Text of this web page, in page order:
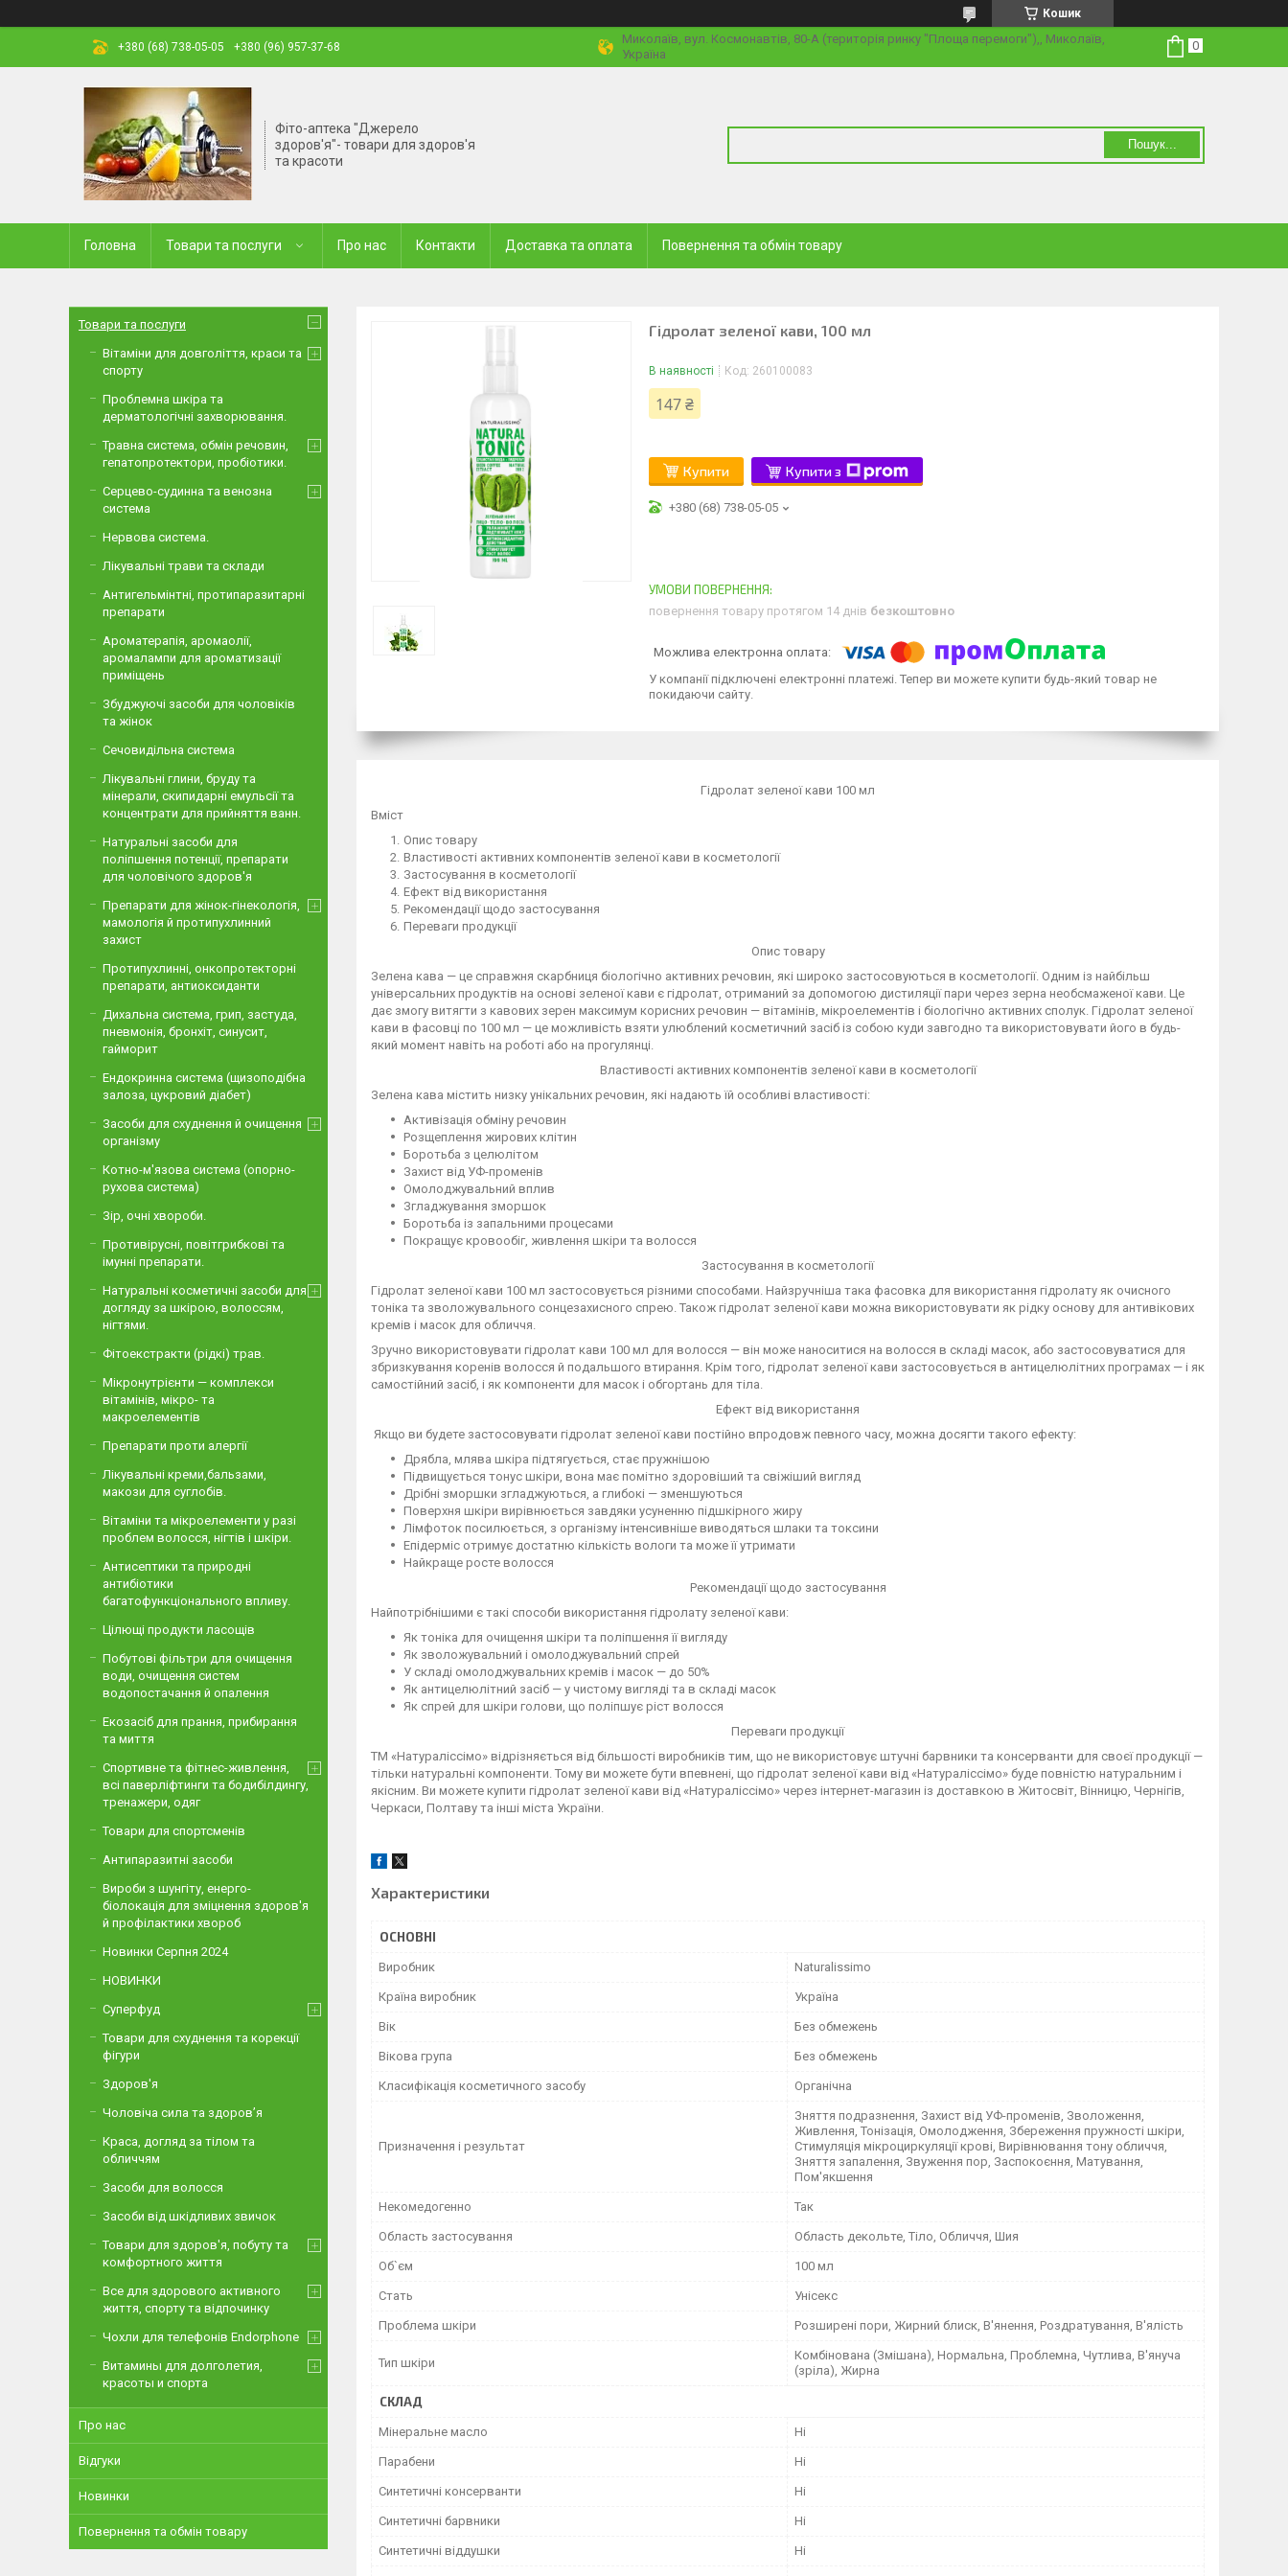
Кошик
+380 (68) 738-05-05 +380 (96) 957-37-68
Миколаїв, вул. Космонавтів, 80-А (територія ринку "Площа перемоги"),, Миколаїв,
Україна
Фіто-аптека "Джерело
здоров'я"- товари для здоров'я
та красоти
Пошук...
Головна Товари та послуги Про нас Контакти Доставка та оплата Повернення та обмін товару
Гідролат зеленої кави, 100 мл
В наявності Код: 260100083
147 ₴
Купити Купити з
+380 (68) 738-05-05
повернення товару протягом 14 днів безкоштовно
У компанії підключені електронні платежі. Тепер ви можете купити будь-який товар не
покидаючи сайту.
Гідролат зеленої кави 100 мл
Вміст
Опис товару
Властивості активних компонентів зеленої кави в косметології
Застосування в косметології
Ефект від використання
Рекомендації щодо застосування
Переваги продукції
Опис товару
Зелена кава — це справжня скарбниця біологічно активних речовин, які широко застосовуються в косметології. Одним із найбільш
універсальних продуктів на основі зеленої кави є гідролат, отриманий за допомогою дистиляції пари через зерна необсмаженої кави. Це
дає змогу витягти з кавових зерен максимум корисних речовин — вітамінів, мікроелементів і біологічно активних сполук. Гідролат зеленої
кави в фасовці по 100 мл — це можливість взяти улюблений косметичний засіб із собою куди завгодно та використовувати його в будь-
який момент навіть на роботі або на прогулянці.
Властивості активних компонентів зеленої кави в косметології
Зелена кава містить низку унікальних речовин, які надають їй особливі властивості:
Активізація обміну речовин
Розщеплення жирових клітин
Боротьба з целюлітом
Захист від УФ-променів
Омолоджувальний вплив
Згладжування зморшок
Боротьба із запальними процесами
Покращує кровообіг, живлення шкіри та волосся
Застосування в косметології
Гідролат зеленої кави 100 мл застосовується різними способами. Найзручніша така фасовка для використання гідролату як очисного
тоніка та зволожувального сонцезахисного спрею. Також гідролат зеленої кави можна використовувати як рідку основу для антивікових
кремів і масок для обличчя.
Зручно використовувати гідролат кави 100 мл для волосся — він може наноситися на волосся в складі масок, або застосовуватися для
збризкування коренів волосся й подальшого втирання. Крім того, гідролат зеленої кави застосовується в антицелюлітних програмах — і як
самостійний засіб, і як компоненти для масок і обгортань для тіла.
Ефект від використання
Якщо ви будете застосовувати гідролат зеленої кави постійно впродовж певного часу, можна досягти такого ефекту:
Дрябла, млява шкіра підтягується, стає пружнішою
Підвищується тонус шкіри, вона має помітно здоровіший та свіжіший вигляд
Дрібні зморшки згладжуються, а глибокі — зменшуються
Поверхня шкіри вирівнюється завдяки усуненню підшкірного жиру
Лімфоток посилюється, з організму інтенсивніше виводяться шлаки та токсини
Епідерміс отримує достатню кількість вологи та може її утримати
Найкраще росте волосся
Рекомендації щодо застосування
Найпотрібнішими є такі способи використання гідролату зеленої кави:
Як тоніка для очищення шкіри та поліпшення її вигляду
Як зволожувальний і омолоджувальний спрей
У складі омолоджувальних кремів і масок — до 50%
Як антицелюлітний засіб — у чистому вигляді та в складі масок
Як спрей для шкіри голови, що поліпшує ріст волосся
Переваги продукції
ТМ «Натураліссімо» відрізняється від більшості виробників тим, що не використовує штучні барвники та консерванти для своєї продукції —
тільки натуральні компоненти. Тому ви можете бути впевнені, що гідролат зеленої кави від «Натураліссімо» буде повністю натуральним і
якісним. Ви можете купити гідролат зеленої кави від «Натураліссімо» через інтернет-магазин із доставкою в Житосвіт, Вінницю, Чернігів,
Черкаси, Полтаву та інші міста України.
Характеристики
ОСНОВНІ
Виробник Naturalissimo
Країна виробник Україна
Вік Без обмежень
Вікова група Без обмежень
Класифікація косметичного засобу Органічна
Призначення і результат
Зняття подразнення, Захист від УФ-променів, Зволоження,
Живлення, Тонізація, Омолодження, Збереження пружності шкіри,
Стимуляція мікроциркуляції крові, Вирівнювання тону обличчя,
Зняття запалення, Звуження пор, Заспокоєння, Матування,
Пом'якшення
Некомедогенно Так
Область застосування Область декольте, Тіло, Обличчя, Шия
Об`єм 100 мл
Стать Унісекс
Проблема шкіри Розширені пори, Жирний блиск, В'янення, Роздратування, В'ялість
Тип шкіри
Комбінована (Змішана), Нормальна, Проблемна, Чутлива, В'януча
(зріла), Жирна
СКЛАД
Мінеральне масло Ні
Парабени Ні
Синтетичні консерванти Ні
Синтетичні барвники Ні
Синтетичні віддушки Ні
Товари та послуги
Вітаміни для довголіття, краси та
спорту
Проблемна шкіра та
дерматологічні захворювання.
Травна система, обмін речовин,
гепатопротектори, пробіотики.
Серцево-судинна та венозна
система
Нервова система.
Лікувальні трави та склади
Антигельмінтні, протипаразитарні
препарати
Ароматерапія, аромаолії,
аромалампи для ароматизації
приміщень
Збуджуючі засоби для чоловіків
та жінок
Сечовидільна система
Лікувальні глини, бруду та
мінерали, скипидарні емульсії та
концентрати для прийняття ванн.
Натуральні засоби для
поліпшення потенції, препарати
для чоловічого здоров'я
Препарати для жінок-гінекологія,
мамологія й протипухлинний
захист
Протипухлинні, онкопротекторні
препарати, антиоксиданти
Дихальна система, грип, застуда,
пневмонія, бронхіт, синусит,
гайморит
Ендокринна система (щизоподібна
залоза, цукровий діабет)
Засоби для схуднення й очищення
організму
Котно-м'язова система (опорно-
рухова система)
Зір, очні хвороби.
Противірусні, повітгрибкові та
імунні препарати.
Натуральні косметичні засоби для
догляду за шкірою, волоссям,
нігтями.
Фітоекстракти (рідкі) трав.
Мікронутрієнти — комплекси
вітамінів, мікро- та
макроелементів
Препарати проти алергії
Лікувальні креми,бальзами,
макози для суглобів.
Вітаміни та мікроелементи у разі
проблем волосся, нігтів і шкіри.
Антисептики та природні
антибіотики
багатофункціонального впливу.
Цілющі продукти ласощів
Побутові фільтри для очищення
води, очищення систем
водопостачання й опалення
Екозасіб для прання, прибирання
та миття
Спортивне та фітнес-живлення,
всі паверліфтинги та бодибілдингу,
тренажери, одяг
Товари для спортсменів
Антипаразитні засоби
Вироби з шунгіту, енерго-
біолокація для зміцнення здоров'я
й профілактики хвороб
Новинки Серпня 2024
НОВИНКИ
Суперфуд
Товари для схуднення та корекції
фігури
Здоров'я
Чоловіча сила та здоров’я
Краса, догляд за тілом та
обличчям
Засоби для волосся
Засоби від шкідливих звичок
Товари для здоров'я, побуту та
комфортного життя
Все для здорового активного
життя, спорту та відпочинку
Чохли для телефонів Endorphone
Витамины для долголетия,
красоты и спорта
Про нас
Відгуки
Новинки
Повернення та обмін товару